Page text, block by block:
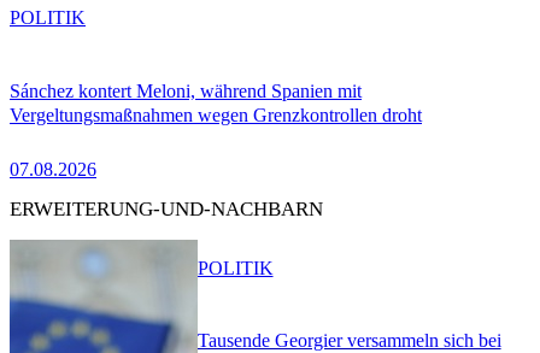
Sánchez kontert Meloni, während Spanien mit
Vergeltungsmaßnahmen wegen Grenzkontrollen droht
07.08.2026
POLITIK
ERWEITERUNG-UND-NACHBARN
Tausende Georgier versammeln sich bei
POLITIK